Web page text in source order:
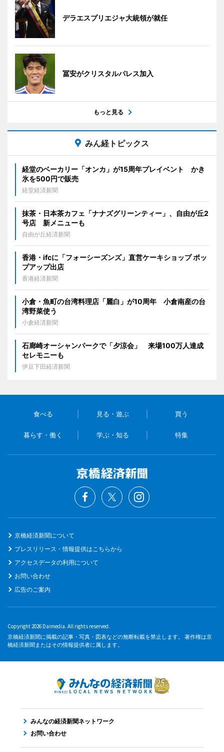
デラエスプリエジャ大統領が就任
冨安がクリスタルパレス加入
もっと見る
みん経トピックス
経堂のベーカリー「オンカ」が15周年プレイベント かき
氷を500円で販売
経堂経済新聞
抹茶・日本茶カフェ「ナナズグリーンティー」、自由が丘2
号店 新メニューも
自由が丘経済新聞
香港・ifcに「フォーシーズンズ」直営ケーキショップ ポッ
プアップ出店
香港経済新聞
小倉・魚町の台湾料理店「麗白」が10周年 小倉南産の台
湾野菜使う
小倉経済新聞
石廊崎オーシャンパークで「夕涼会」 来場100万人達成
セレモニーも
伊豆下田経済新聞
食べる 見る・遊ぶ 買う
暮らす・働く 学ぶ・知る 特集
京橋経済新聞について
プレスリリース・情報提供はこちらから
アクセスデータの利用について
お問い合わせ
広告のご案内
Copyright 2026 Daimedia. All rights reserved.
京橋経済新聞に掲載の記事・写真・図表などの無断転載を禁止します。 著作権は京
橋経済新聞またはその情報提供者に属します。
みんなの経済新聞ネットワーク
お問い合わせ